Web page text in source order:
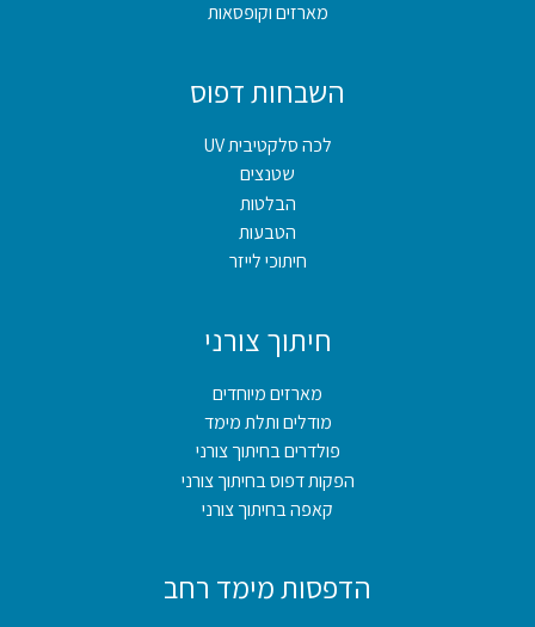
מארזים וקופסאות
השבחות דפוס
לכה סלקטיבית UV
שטנצים
הבלטות
הטבעות
חיתוכי לייזר
חיתוך צורני
מארזים מיוחדים
מודלים ותלת מימד
פולדרים בחיתוך צורני
הפקות דפוס בחיתוך צורני
קאפה בחיתוך צורני
הדפסות מימד רחב